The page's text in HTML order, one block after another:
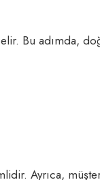
Bu adımda,
Ayrıca,